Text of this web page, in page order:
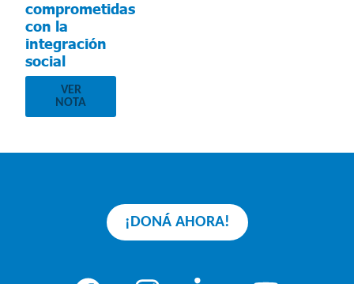
comprometidas
con la
integración
social
VER
NOTA
¡DONÁ AHORA!